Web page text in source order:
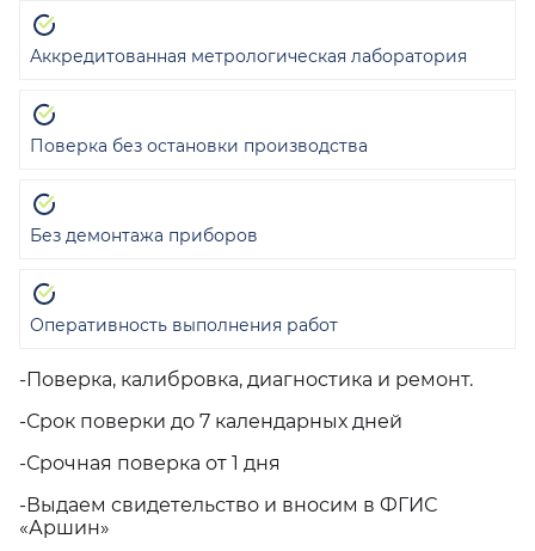
-Поверка, калибровка, диагностика и ремонт.
-Срок поверки до 7 календарных дней
-Срочная поверка от 1 дня
-Выдаем свидетельство и вносим в ФГИС
«Аршин»
Аккредитованная метрологическая лаборатория
Поверка без остановки производства
Без демонтажа приборов
Оперативность выполнения работ